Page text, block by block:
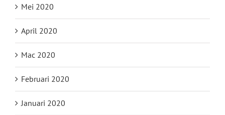
Mei 2020
April 2020
Mac 2020
Februari 2020
Januari 2020